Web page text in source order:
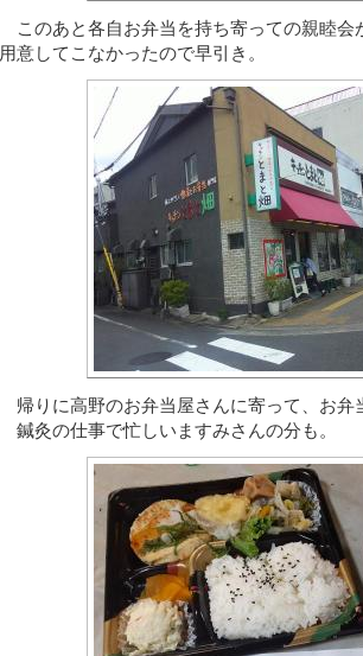
このあと各自お弁当を持ち寄っての親睦会
用意してこなかったので早引き。
帰りに高野のお弁当屋さんに寄って、お弁
鍼灸の仕事で忙しいますみさんの分も。